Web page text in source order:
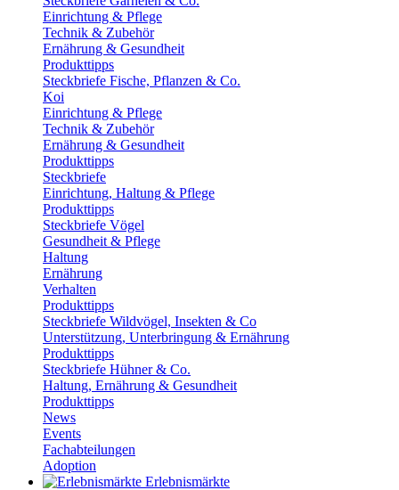
Einrichtung & Pflege
Technik & Zubehör
Ernährung & Gesundheit
Produkttipps
Steckbriefe Fische, Pflanzen & Co.
Koi
Einrichtung & Pflege
Technik & Zubehör
Ernährung & Gesundheit
Produkttipps
Steckbriefe
Einrichtung, Haltung & Pflege
Produkttipps
Steckbriefe Vögel
Gesundheit & Pflege
Haltung
Ernährung
Verhalten
Produkttipps
Steckbriefe Wildvögel, Insekten & Co
Unterstützung, Unterbringung & Ernährung
Produkttipps
Steckbriefe Hühner & Co.
Haltung, Ernährung & Gesundheit
Produkttipps
News
Events
Fachabteilungen
Adoption
Erlebnismärkte